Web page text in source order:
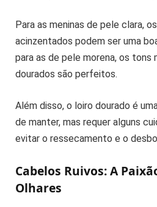
Para as meninas de pele clara,
acinzentados podem ser uma
para as de pele morena, os tons
dourados são perfeitos.
Além disso, o loiro dourado é
de manter, mas requer alguns
evitar o ressecamento e o
Cabelos Ruivos: A
Olhares